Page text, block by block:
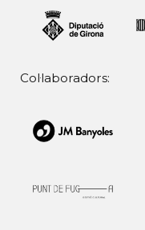
Col·laboradors: